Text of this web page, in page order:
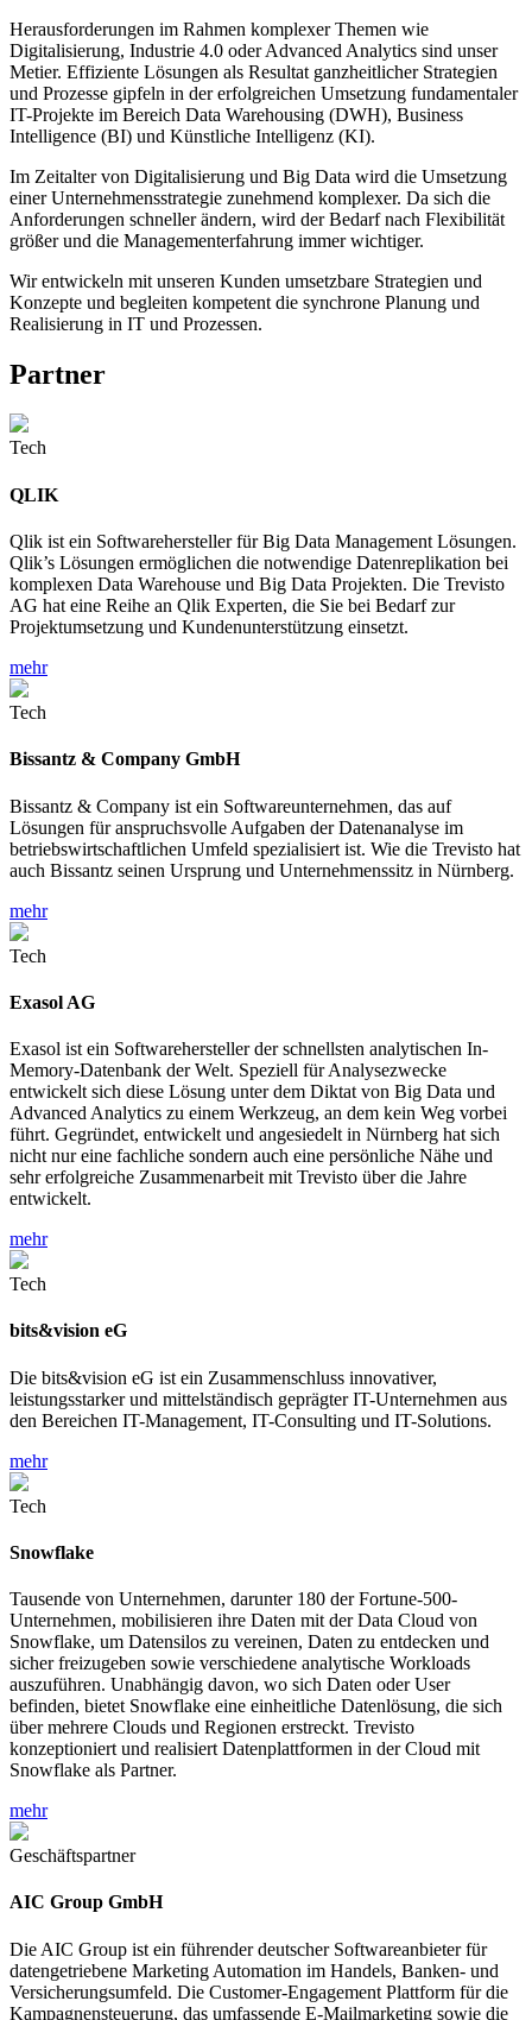
Herausforderungen im Rahmen komplexer Themen wie
Digitalisierung, Industrie 4.0 oder Advanced Analytics sind unser
Metier. Effiziente Lösungen als Resultat ganzheitlicher Strategien
und Prozesse gipfeln in der erfolgreichen Umsetzung fundamentaler
IT-Projekte im Bereich Data Warehousing (DWH), Business
Intelligence (BI) und Künstliche Intelligenz (KI).
Im Zeitalter von Digitalisierung und Big Data wird die Umsetzung
einer Unternehmensstrategie zunehmend komplexer. Da sich die
Anforderungen schneller ändern, wird der Bedarf nach Flexibilität
größer und die Managementerfahrung immer wichtiger.
Wir entwickeln mit unseren Kunden umsetzbare Strategien und
Konzepte und begleiten kompetent die synchrone Planung und
Realisierung in IT und Prozessen.
Partner
Tech
QLIK
Qlik ist ein Softwarehersteller für Big Data Management Lösungen.
Qlik’s Lösungen ermöglichen die notwendige Datenreplikation bei
komplexen Data Warehouse und Big Data Projekten. Die Trevisto
AG hat eine Reihe an Qlik Experten, die Sie bei Bedarf zur
Projektumsetzung und Kundenunterstützung einsetzt.
mehr
Tech
Bissantz & Company GmbH
Bissantz & Company ist ein Softwareunternehmen, das auf
Lösungen für anspruchsvolle Aufgaben der Datenanalyse im
betriebswirtschaftlichen Umfeld spezialisiert ist. Wie die Trevisto hat
auch Bissantz seinen Ursprung und Unternehmenssitz in Nürnberg.
mehr
Tech
Exasol AG
Exasol ist ein Softwarehersteller der schnellsten analytischen In-
Memory-Datenbank der Welt. Speziell für Analysezwecke
entwickelt sich diese Lösung unter dem Diktat von Big Data und
Advanced Analytics zu einem Werkzeug, an dem kein Weg vorbei
führt. Gegründet, entwickelt und angesiedelt in Nürnberg hat sich
nicht nur eine fachliche sondern auch eine persönliche Nähe und
sehr erfolgreiche Zusammenarbeit mit Trevisto über die Jahre
entwickelt.
mehr
Tech
bits&vision eG
Die bits&vision eG ist ein Zusammenschluss innovativer,
leistungsstarker und mittelständisch geprägter IT-Unternehmen aus
den Bereichen IT-Management, IT-Consulting und IT-Solutions.
mehr
Tech
Snowflake
Tausende von Unternehmen, darunter 180 der Fortune-500-
Unternehmen, mobilisieren ihre Daten mit der Data Cloud von
Snowflake, um Datensilos zu vereinen, Daten zu entdecken und
sicher freizugeben sowie verschiedene analytische Workloads
auszuführen. Unabhängig davon, wo sich Daten oder User
befinden, bietet Snowflake eine einheitliche Datenlösung, die sich
über mehrere Clouds und Regionen erstreckt. Trevisto
konzeptioniert und realisiert Datenplattformen in der Cloud mit
Snowflake als Partner.
mehr
Geschäftspartner
AIC Group GmbH
Die AIC Group ist ein führender deutscher Softwareanbieter für
datengetriebene Marketing Automation im Handels, Banken- und
Versicherungsumfeld. Die Customer-Engagement Plattform für die
Kampagnensteuerung, das umfassende E-Mailmarketing sowie die